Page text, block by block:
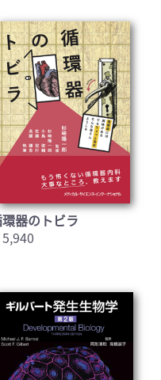
器のトビラ
5,940